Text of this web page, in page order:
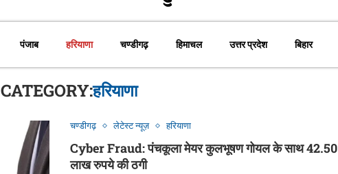
पंजाब हरियाणा चण्डीगढ़ हिमाचल उत्तर प्रदेश बिहार
CATEGORY:हरियाणा
चण्डीगढ़ लेटेस्ट न्यूज़ हरियाणा
Cyber Fraud: पंचकूला मेयर कुलभूषण गोयल के साथ 42.50
लाख रुपये की ठगी